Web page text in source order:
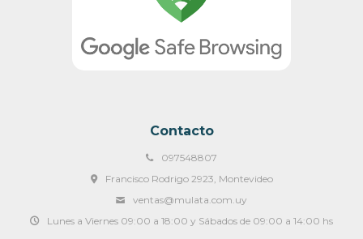
Contacto
097548807
Francisco Rodrigo 2923, Montevideo
ventas@mulata.com.uy
Lunes a Viernes 09:00 a 18:00 y Sábados de 09:00 a 14:00 hs